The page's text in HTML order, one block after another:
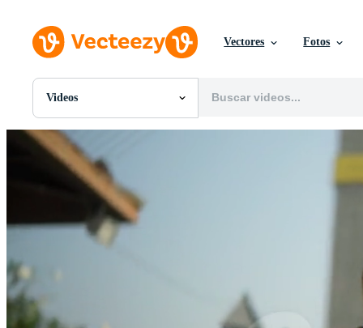
Vectores Fotos
Videos
Todas Imágenes
Fotos
PNGs
PSDs
SVGs
Plantillas
Vectores
Videos
Gráficos en Movimiento